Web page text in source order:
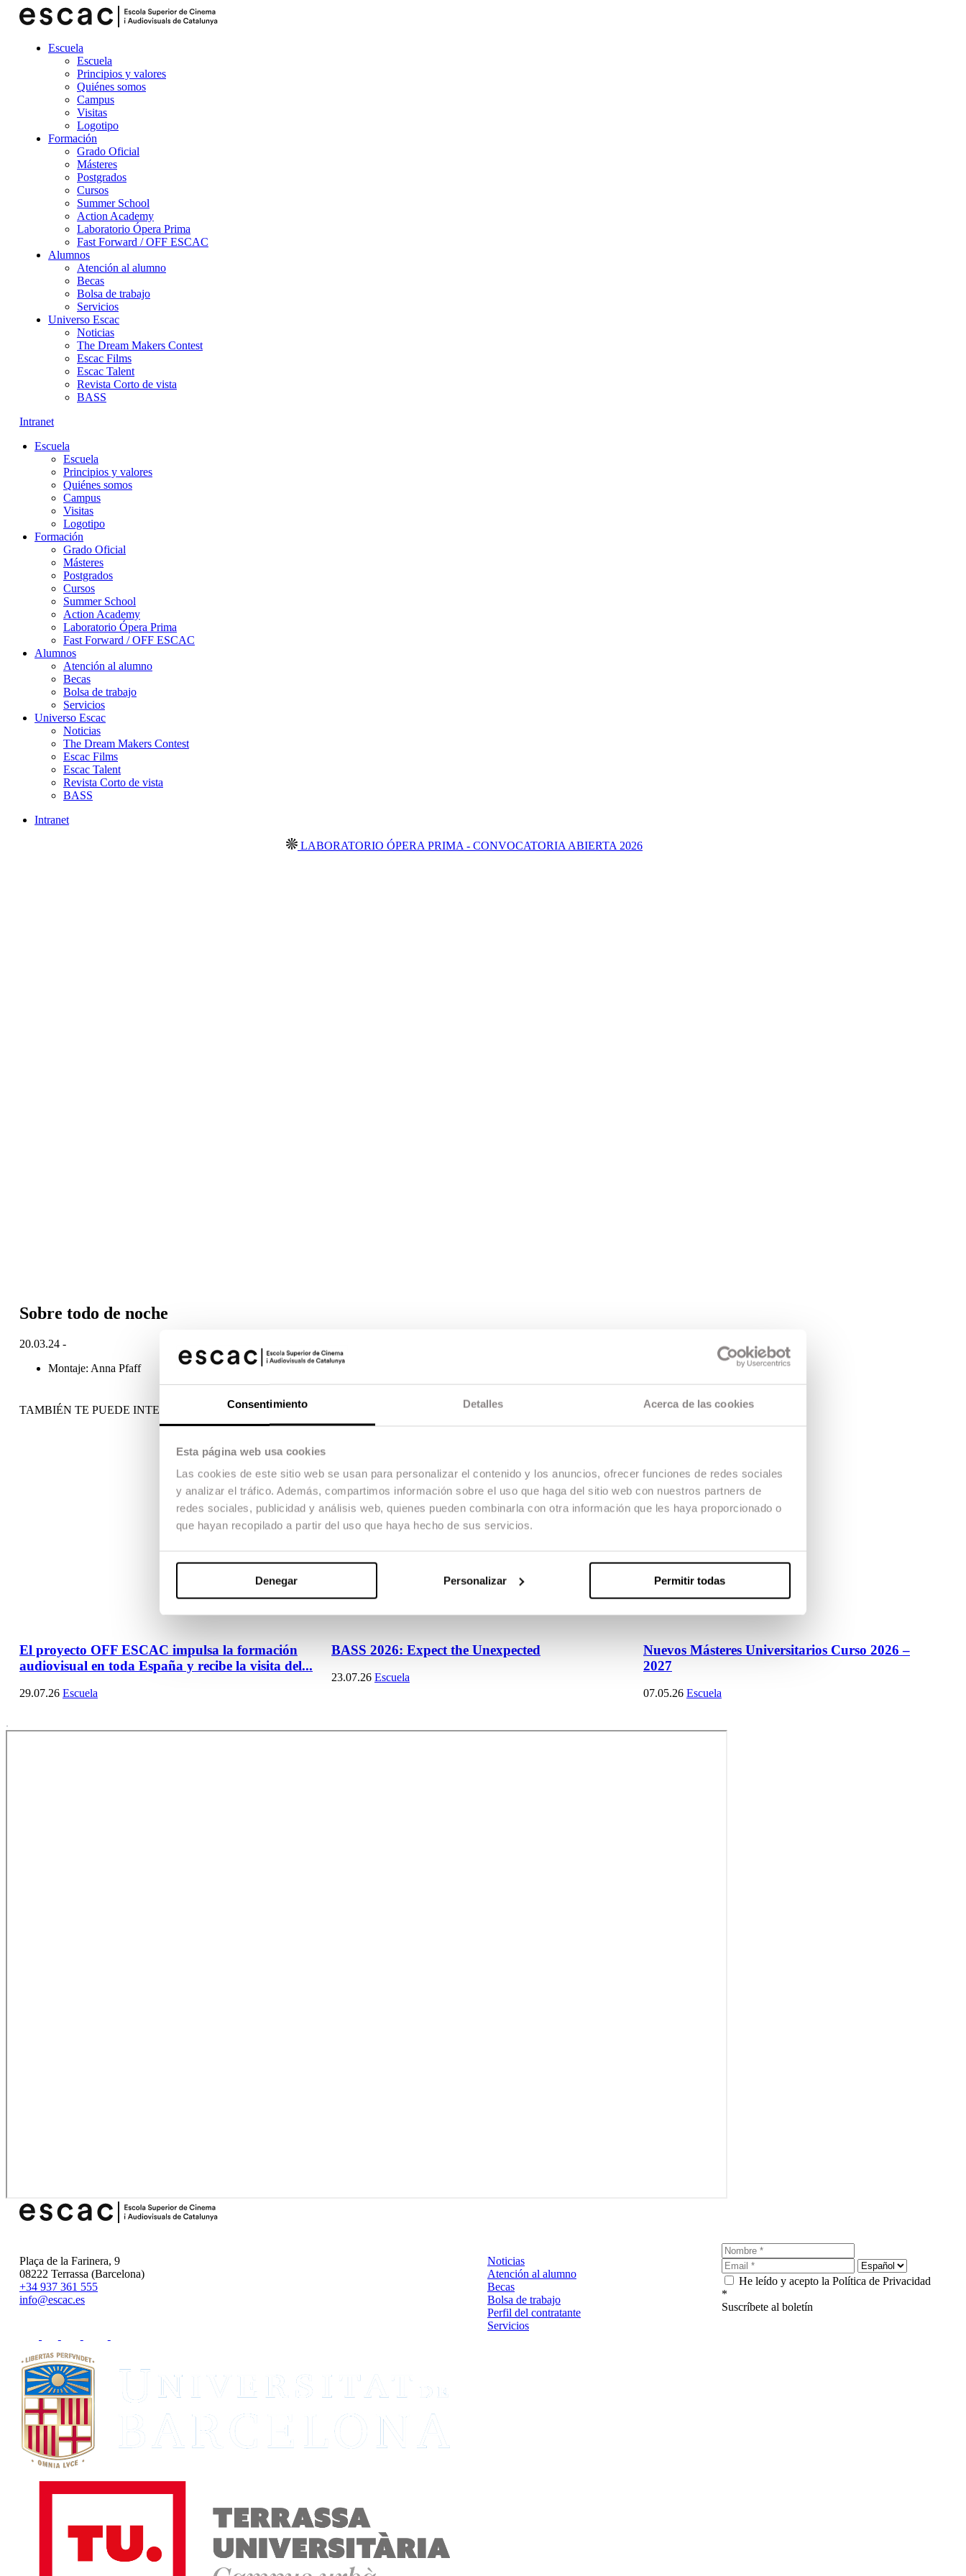
Consentimiento Detalles Acerca de las cookies
Esta página web usa cookies
Las cookies de este sitio web se usan para personalizar el contenido y los anuncios, ofrecer funciones de redes sociales
y analizar el tráfico. Además, compartimos información sobre el uso que haga del sitio web con nuestros partners de
redes sociales, publicidad y análisis web, quienes pueden combinarla con otra información que les haya proporcionado o
que hayan recopilado a partir del uso que haya hecho de sus servicios.
Denegar Personalizar Permitir todas
Escuela
Escuela
Principios y valores
Quiénes somos
Campus
Visitas
Logotipo
Formación
Grado Oficial
Másteres
Postgrados
Cursos
Summer School
Action Academy
Laboratorio Ópera Prima
Fast Forward / OFF ESCAC
Alumnos
Atención al alumno
Becas
Bolsa de trabajo
Servicios
Universo Escac
Noticias
The Dream Makers Contest
Escac Films
Escac Talent
Revista Corto de vista
BASS
Intranet
Escuela
Escuela
Principios y valores
Quiénes somos
Campus
Visitas
Logotipo
Formación
Grado Oficial
Másteres
Postgrados
Cursos
Summer School
Action Academy
Laboratorio Ópera Prima
Fast Forward / OFF ESCAC
Alumnos
Atención al alumno
Becas
Bolsa de trabajo
Servicios
Universo Escac
Noticias
The Dream Makers Contest
Escac Films
Escac Talent
Revista Corto de vista
BASS
Intranet
LABORATORIO ÓPERA PRIMA - CONVOCATORIA ABIERTA 2026
Sobre todo de noche
20.03.24 -
Montaje: Anna Pfaff
TAMBIÉN TE PUEDE INTERESAR
El proyecto OFF ESCAC impulsa la formación
audiovisual en toda España y recibe la visita del...
29.07.26 Escuela
BASS 2026: Expect the Unexpected
23.07.26 Escuela
Nuevos Másteres Universitarios Curso 2026 –
2027
07.05.26 Escuela
Plaça de la Farinera, 9
08222 Terrassa (Barcelona)
+34 937 361 555
info@escac.es
Noticias
Atención al alumno
Becas
Bolsa de trabajo
Perfil del contratante
Servicios
He leído y acepto la Política de Privacidad
*
Suscríbete al boletín